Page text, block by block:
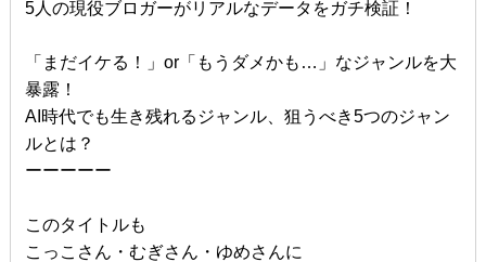
5人の現役ブロガーがリアルなデータをガチ検証！
「まだイケる！」or「もうダメかも…」なジャンルを大
暴露！
AI時代でも生き残れるジャンル、狙うべき5つのジャン
ルとは？
ーーーーー
このタイトルも
こっこさん・むぎさん・ゆめさんに